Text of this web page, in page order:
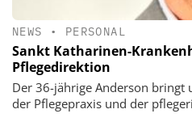
NEWS • PERSONAL
Sankt Katharinen-
Pflegedirektion
Der 36-jährige Anderson bringt
der Pflegepraxis und der